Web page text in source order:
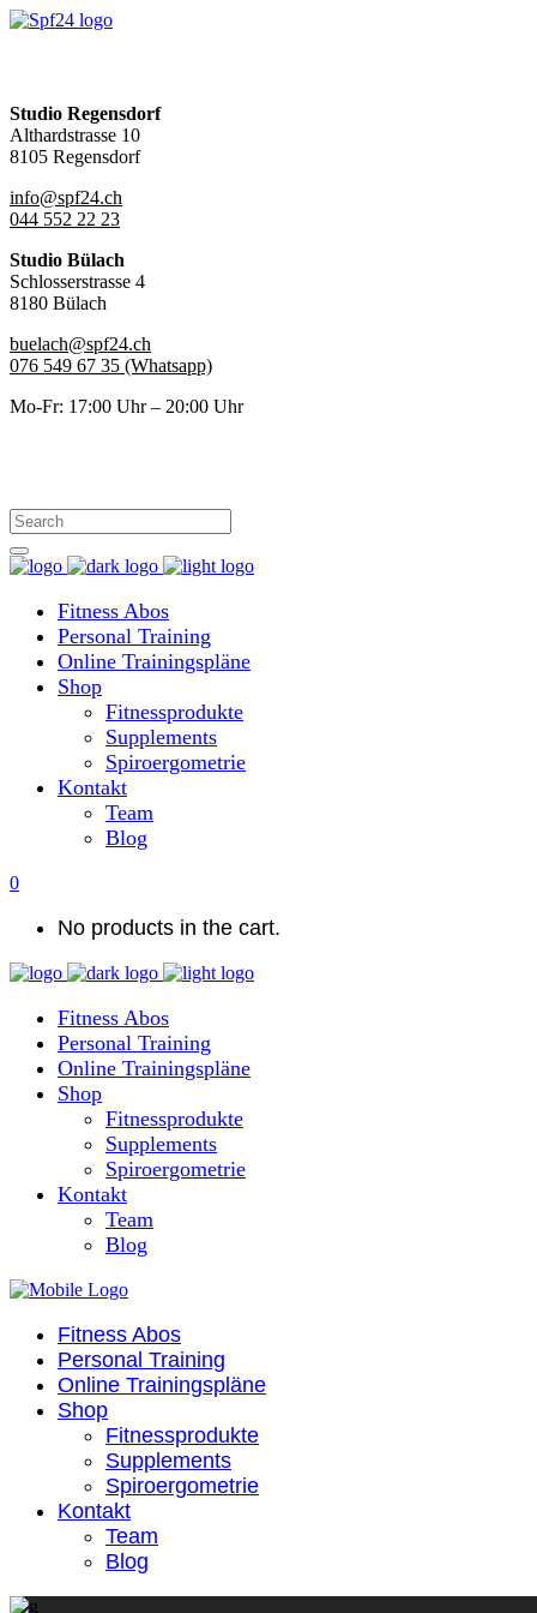
Studio Regensdorf
Althardstrasse 10
8105 Regensdorf
info@spf24.ch
044 552 22 23
Studio Bülach
Schlosserstrasse 4
8180 Bülach
buelach@spf24.ch
076 549 67 35 (Whatsapp)
Mo-Fr: 17:00 Uhr – 20:00 Uhr
Fitness Abos
Personal Training
Online Trainingspläne
Shop
Fitnessprodukte
Supplements
Spiroergometrie
Kontakt
Team
Blog
0
No products in the cart.
Fitness Abos
Personal Training
Online Trainingspläne
Shop
Fitnessprodukte
Supplements
Spiroergometrie
Kontakt
Team
Blog
Fitness Abos
Personal Training
Online Trainingspläne
Shop
Fitnessprodukte
Supplements
Spiroergometrie
Kontakt
Team
Blog